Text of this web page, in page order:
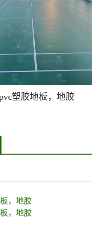
塑胶地板，地胶
，地胶
，地胶